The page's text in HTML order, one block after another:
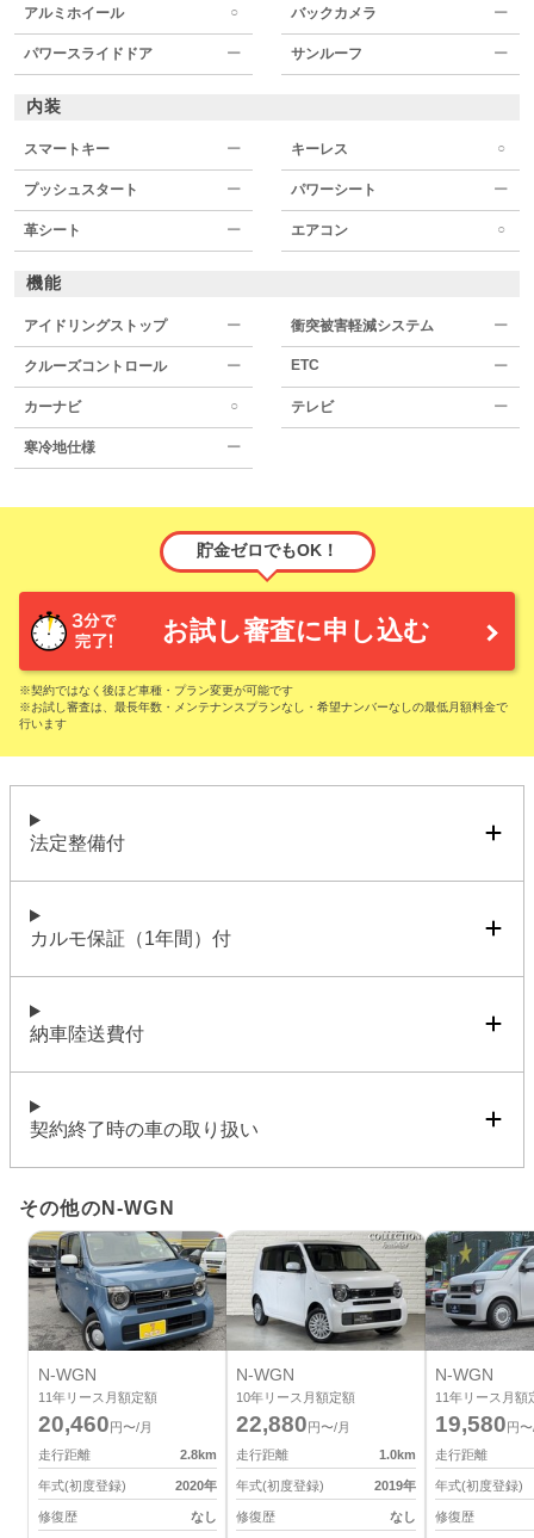
アルミホイール ○ バックカメラ ー
パワースライドドア ー サンルーフ ー
内装
スマートキー ー キーレス ○
プッシュスタート ー パワーシート ー
革シート ー エアコン ○
機能
アイドリングストップ ー 衝突被害軽減システム ー
クルーズコントロール ー ETC ー
カーナビ ○ テレビ ー
寒冷地仕様 ー
貯金ゼロでもOK！
お試し審査に申し込む
※契約ではなく後ほど車種・プラン変更が可能です
※お試し審査は、最長年数・メンテナンスプランなし・希望ナンバーなしの最低月額料金で
行います
法定整備付
カルモ保証（1年間）付
納車陸送費付
契約終了時の車の取り扱い
その他のN-WGN
N-WGN
11年リース月額定額
20,460円〜/月
走行距離
2.8km
年式(初度登録) 2020年
修復歴 なし
N-WGN
10年リース月額定額
22,880円〜/月
走行距離
1.0km
年式(初度登録) 2019年
修復歴 なし
N-WGN
11年リース月額
19,580円
走行距離
年式(初度登録)
修復歴